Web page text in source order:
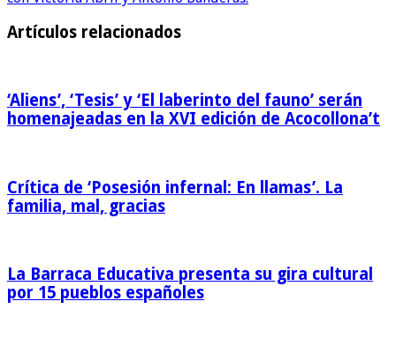
Artículos relacionados
‘Aliens’, ‘Tesis’ y ‘El laberinto del fauno’ serán
homenajeadas en la XVI edición de Acocollona’t
Crítica de ‘Posesión infernal: En llamas’. La
familia, mal, gracias
La Barraca Educativa presenta su gira cultural
por 15 pueblos españoles